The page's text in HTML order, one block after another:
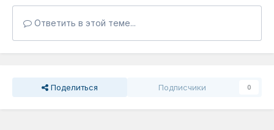
Ответить в этой теме...
Поделиться Подписчики 0